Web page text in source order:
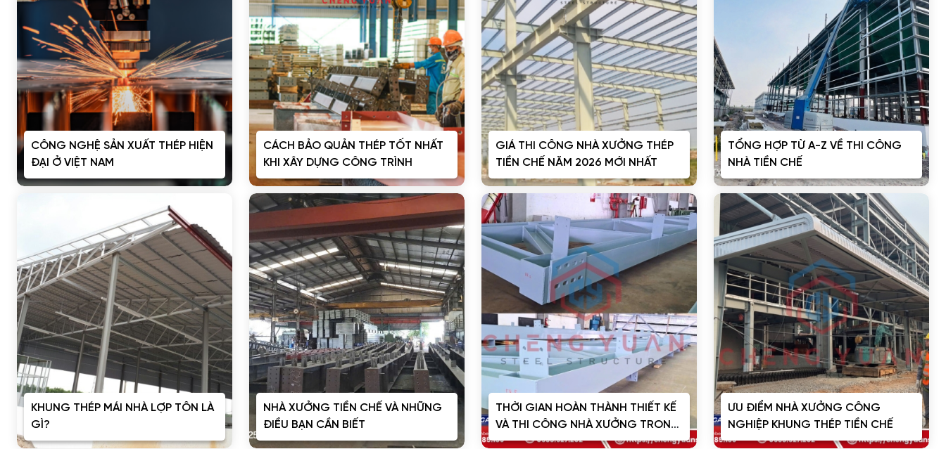
CÔNG NGHỆ SẢN XUẤT THÉP HIỆN
ĐẠI Ở VIỆT NAM
CÁCH BẢO QUẢN THÉP TỐT NHẤT
KHI XÂY DỰNG CÔNG TRÌNH
GIÁ THI CÔNG NHÀ XƯỞNG THÉP
TIỀN CHẾ NĂM 2026 MỚI NHẤT
TỔNG HỢP TỪ A-Z VỀ THI CÔNG
NHÀ TIỀN CHẾ
KHUNG THÉP MÁI NHÀ LỢP TÔN LÀ
GÌ?
NHÀ XƯỞNG TIỀN CHẾ VÀ NHỮNG
ĐIỀU BẠN CẦN BIẾT
THỜI GIAN HOÀN THÀNH THIẾT KẾ
VÀ THI CÔNG NHÀ XƯỞNG TRONG
BAO LÂU?
ƯU ĐIỂM NHÀ XƯỞNG CÔNG
NGHIỆP KHUNG THÉP TIỀN CHẾ